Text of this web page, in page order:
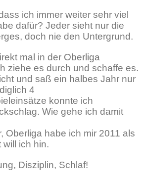
ich immer weiter sehr viel
dafür? Jeder sieht nur die
doch nie den Untergrund.
mal in der Oberliga
ziehe es durch und schaffe es.
und saß ein halbes Jahr nur
4
konnte ich
Wie gehe ich damit
Oberliga habe ich mir 2011 als
will ich hin.
Disziplin, Schlaf!